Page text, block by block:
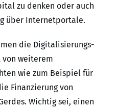
zu denken oder auch
über Internetportale.
die Digitalisierungs-
von weiterem
wie zum Beispiel für
Finanzierung von
Wichtig sei, einen